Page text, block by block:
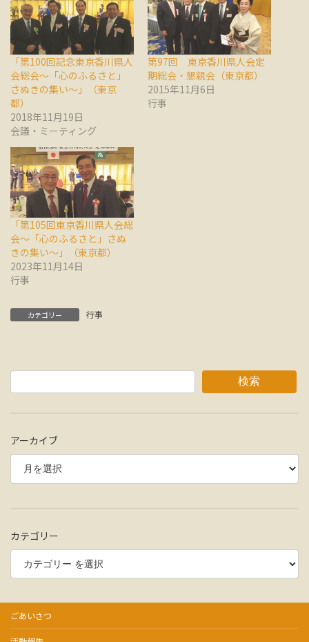
「第100回記念東京香川県人
会総会～「心のふるさと」
さぬきの集い～」（東京
都）
2018年11月19日
会議・ミーティング
第97回 東京香川県人会定
期総会・懇親会（東京都）
2015年11月6日
行事
「第105回東京香川県人会総
会～「心のふるさと」さぬ
きの集い～」（東京都）
2023年11月14日
行事
カテゴリー 行事
検索
アーカイブ
カテゴリー
ごあいさつ